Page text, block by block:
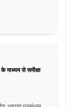
माध्यम से समीक्षा